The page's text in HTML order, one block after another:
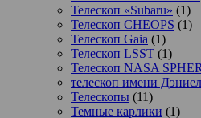
Телескоп «Subaru» (1)
Телескоп CHEOPS (1)
Телескоп Gaia (1)
Телескоп LSST (1)
Телескоп NASA
телескоп имени
Телескопы (11)
Темные карлики (1)